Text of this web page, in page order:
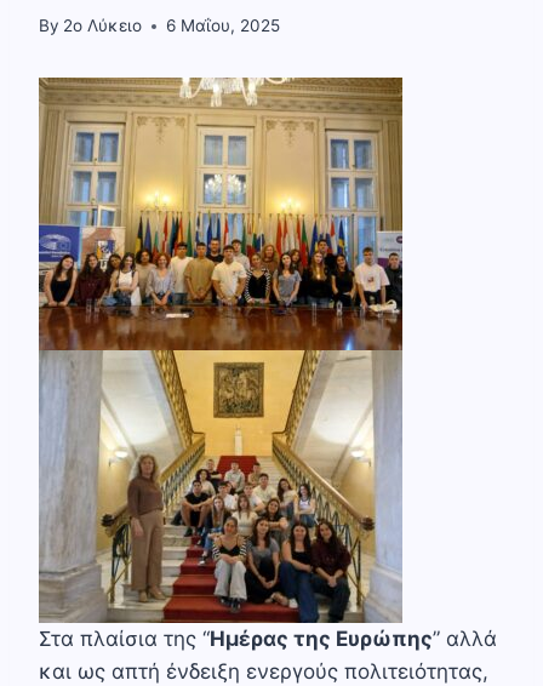
By 2o Λύκειο 6 Μαΐου, 2025
Στα πλαίσια της “Ημέρας της Ευρώπης” αλλά
και ως απτή ένδειξη ενεργούς πολιτειότητας,